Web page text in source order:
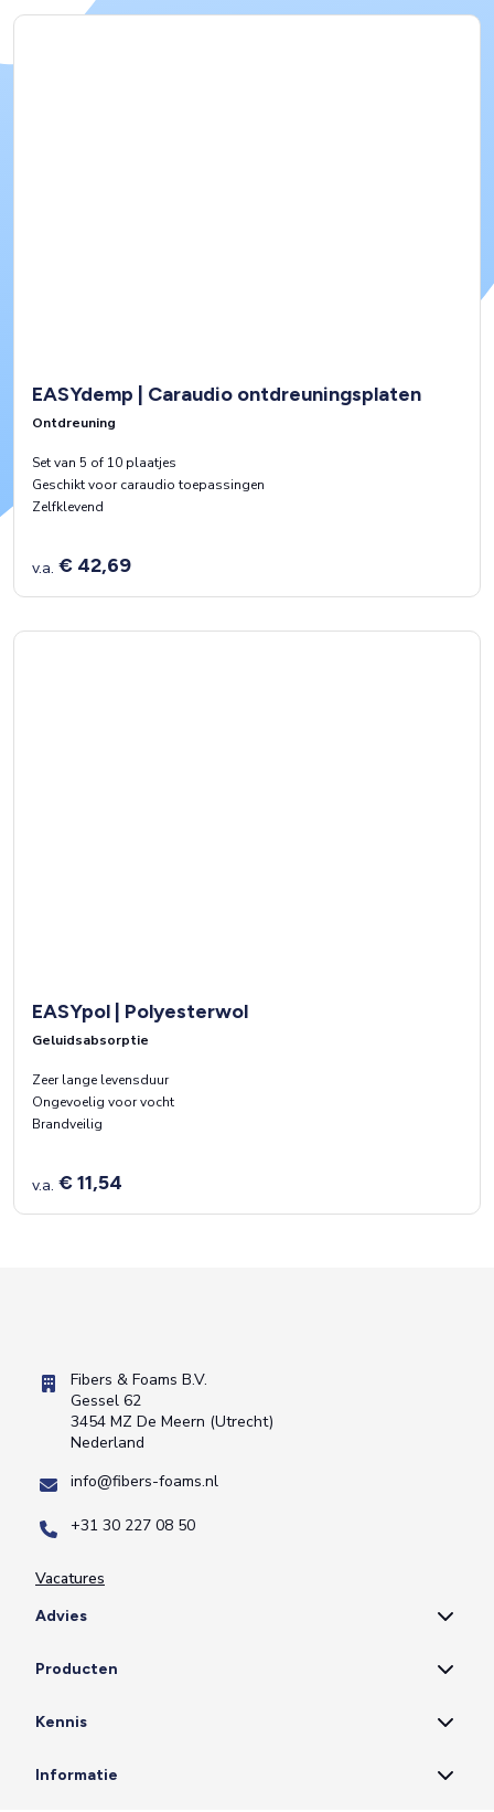
EASYdemp | Caraudio ontdreuningsplaten
Ontdreuning
Set van 5 of 10 plaatjes
Geschikt voor caraudio toepassingen
Zelfklevend
v.a. € 42,69
EASYpol | Polyesterwol
Geluidsabsorptie
Zeer lange levensduur
Ongevoelig voor vocht
Brandveilig
v.a. € 11,54
Fibers & Foams B.V.
Gessel 62
3454 MZ De Meern (Utrecht)
Nederland
info@fibers-foams.nl
+31 30 227 08 50
Vacatures
Advies
Producten
Kennis
Informatie